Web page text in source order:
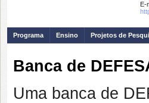
E-
Programa Ensino Projetos de
Banca de
Uma banca de